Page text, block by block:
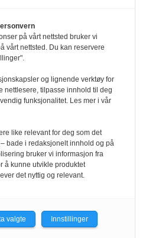
Salater
AS
Innkjøpskjede
TexMex, BBQ
og krafter.
AS
på vårt nettsted bruker vi
vårt nettsted. Du kan reservere
og lignende verktøy for
nettlesere, tilpasse innhold til deg
funksjonalitet. Les mer i vår
like relevant for deg som det
bade i redaksjonelt innhold og på
bruker vi informasjon fra
å kunne utvikle produktet
det nyttig og relevant.
valgte Innstillinger